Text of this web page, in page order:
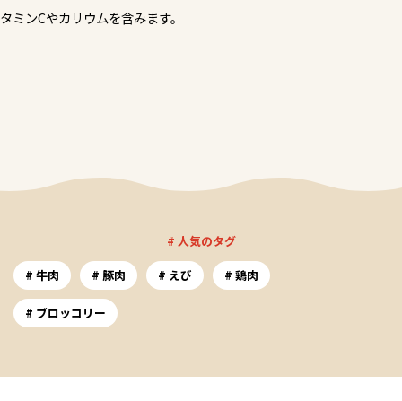
タミンCやカリウムを含みます。
# 人気のタグ
牛肉
豚肉 えび 鶏肉
ブロッコリー